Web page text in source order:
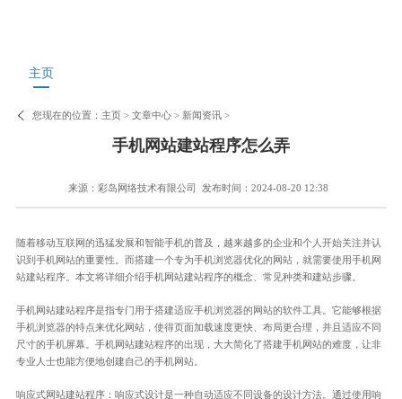
主页
您现在的位置： 主页 >文章中心 > 新闻资讯 >
手机网站建站程序怎么弄
来源：彩岛网络技术有限公司 发布时间：2024-08-20 12:38
随着移动互联网的迅猛发展和智能手机的普及，越来越多的企业和个人开始关注并认
识到手机网站的重要性。而搭建一个专为手机浏览器优化的网站，就需要使用手机网
站建站程序。本文将详细介绍手机网站建站程序的概念、常见种类和建站步骤。
手机网站建站程序是指专门用于搭建适应手机浏览器的网站的软件工具。它能够根据
手机浏览器的特点来优化网站，使得页面加载速度更快、布局更合理，并且适应不同
尺寸的手机屏幕。手机网站建站程序的出现，大大简化了搭建手机网站的难度，让非
专业人士也能方便地创建自己的手机网站。
响应式网站建站程序：响应式设计是一种自动适应不同设备的设计方法。通过使用响